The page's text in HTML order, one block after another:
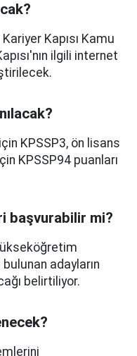
Kapısı Kamu
ilgili internet
KPSSP3, ön lisans
KPSSP94 puanları
başvurabilir mi?
adayların
belirtiliyor.